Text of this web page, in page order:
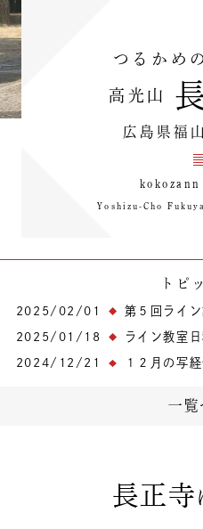
つるかめ
高光山
広島県福
Yoshizu-Cho
トピ
2025/02/01 第５回ライ
2025/01/18 ライン教室
2024/12/21 １２月の写
一覧
長正寺